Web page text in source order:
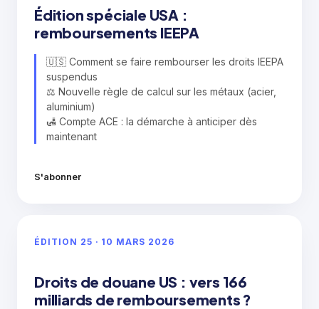
Édition spéciale USA :
remboursements IEEPA
🇺🇸 Comment se faire rembourser les droits IEEPA
suspendus
⚖️ Nouvelle règle de calcul sur les métaux (acier,
aluminium)
🛃 Compte ACE : la démarche à anticiper dès
maintenant
S'abonner
ÉDITION 25 · 10 MARS 2026
Droits de douane US : vers 166
milliards de remboursements ?